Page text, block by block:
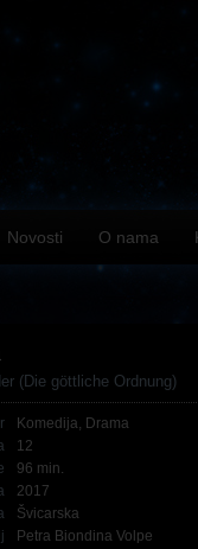
Novosti O nama
(Die göttliche Ordnung)
Komedija, Drama
12
96 min.
2017
Švicarska
Petra Biondina Volpe